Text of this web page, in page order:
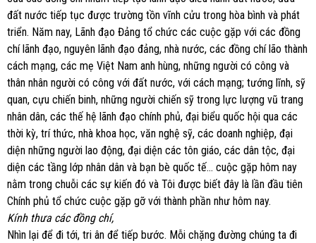
đất nước tiếp tục được trường tồn vĩnh cửu trong hòa bình và phát
triển. Năm nay, Lãnh đạo Đảng tổ chức các cuộc gặp với các đồng
chí lãnh đạo, nguyên lãnh đạo đảng, nhà nước, các đồng chí lão thành
cách mạng, các mẹ Việt Nam anh hùng, những người có công và
thân nhân người có công với đất nước, với cách mạng; tướng lĩnh, sỹ
quan, cựu chiến binh, những người chiến sỹ trong lực lượng vũ trang
nhân dân, các thế hệ lãnh đạo chính phủ, đại biểu quốc hội qua các
thời kỳ, trí thức, nhà khoa học, văn nghệ sỹ, các doanh nghiệp, đại
diện những người lao động, đại diện các tôn giáo, các dân tộc, đại
diện các tầng lớp nhân dân và bạn bè quốc tế… cuộc gặp hôm nay
nằm trong chuỗi các sự kiến đó và Tôi được biết đây là lần đầu tiên
Chính phủ tổ chức cuộc gặp gỡ với thành phần như hôm nay.
Kính thưa các đồng chí,
Nhìn lại để đi tới, tri ân để tiếp bước. Mỗi chặng đường chúng ta đi